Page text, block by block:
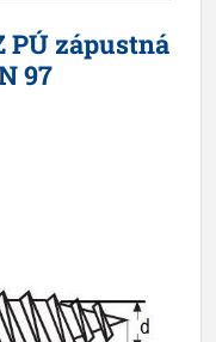
PÚ zápustná
97